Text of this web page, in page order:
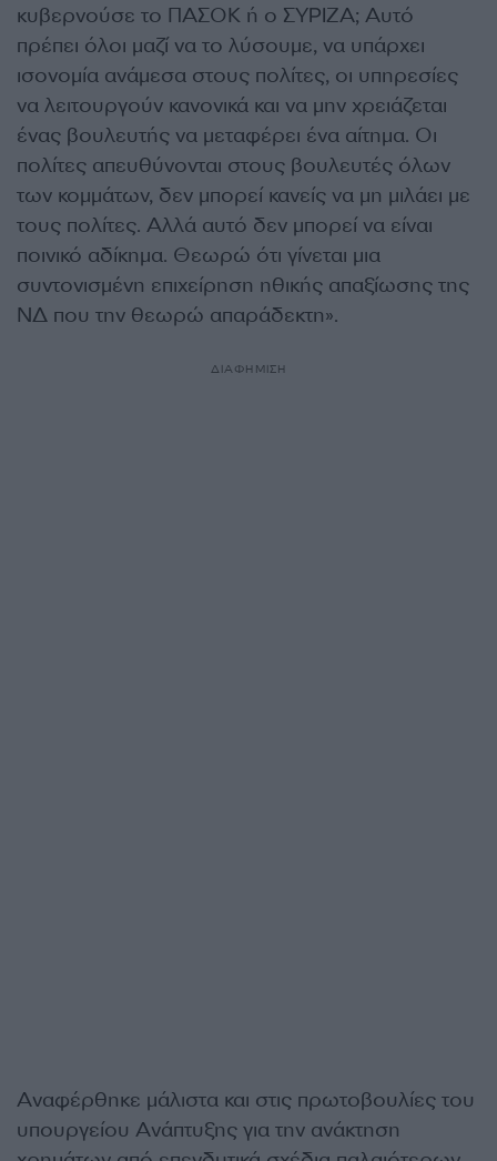
κυβερνούσε το ΠΑΣΟΚ ή ο ΣΥΡΙΖΑ; Αυτό
πρέπει όλοι μαζί να το λύσουμε, να υπάρχει
ισονομία ανάμεσα στους πολίτες, οι υπηρεσίες
να λειτουργούν κανονικά και να μην χρειάζεται
ένας βουλευτής να μεταφέρει ένα αίτημα. Οι
πολίτες απευθύνονται στους βουλευτές όλων
των κομμάτων, δεν μπορεί κανείς να μη μιλάει με
τους πολίτες. Αλλά αυτό δεν μπορεί να είναι
ποινικό αδίκημα. Θεωρώ ότι γίνεται μια
συντονισμένη επιχείρηση ηθικής απαξίωσης της
ΝΔ που την θεωρώ απαράδεκτη».
ΔΙΑΦΗΜΙΣΗ
Αναφέρθηκε μάλιστα και στις πρωτοβουλίες του
υπουργείου Ανάπτυξης για την ανάκτηση